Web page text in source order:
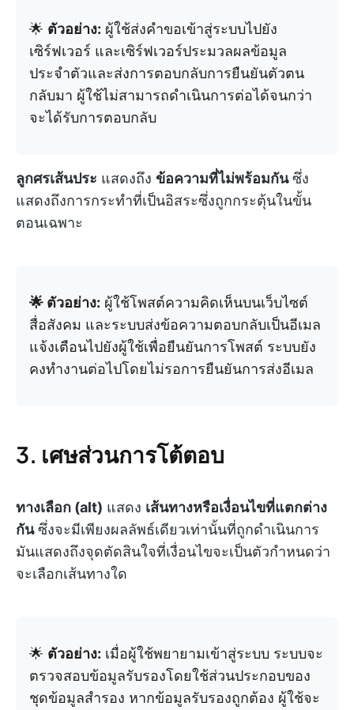
🌟 ตัวอย่าง: ผู้ใช้ส่งคำขอเข้าสู่ระบบไปยัง
เซิร์ฟเวอร์ และเซิร์ฟเวอร์ประมวลผลข้อมูล
ประจำตัวและส่งการตอบกลับการยืนยันตัวตน
กลับมา ผู้ใช้ไม่สามารถดำเนินการต่อได้จนกว่า
จะได้รับการตอบกลับ
ลูกศรเส้นประ แสดงถึง ข้อความที่ไม่พร้อมกันซึ่ง
แสดงถึงการกระทำที่เป็นอิสระซึ่งถูกกระตุ้นในขั้น
ตอนเฉพาะ
🌟 ตัวอย่าง: ผู้ใช้โพสต์ความคิดเห็นบนเว็บไซต์
สื่อสังคม และระบบส่งข้อความตอบกลับเป็นอีเมล
แจ้งเตือนไปยังผู้ใช้เพื่อยืนยันการโพสต์ ระบบยัง
คงทำงานต่อไปโดยไม่รอการยืนยันการส่งอีเมล
3. เศษส่วนการโต้ตอบ
ทางเลือก (alt) แสดง เส้นทางหรือเงื่อนไขที่แตกต่าง
กันซึ่งจะมีเพียงผลลัพธ์เดียวเท่านั้นที่ถูกดำเนินการ
มันแสดงถึงจุดตัดสินใจที่เงื่อนไขจะเป็นตัวกำหนดว่า
จะเลือกเส้นทางใด
🌟 ตัวอย่าง: เมื่อผู้ใช้พยายามเข้าสู่ระบบ ระบบจะ
ตรวจสอบข้อมูลรับรองโดยใช้ส่วนประกอบของ
ชุดข้อมูลสำรอง หากข้อมูลรับรองถูกต้อง ผู้ใช้จะ